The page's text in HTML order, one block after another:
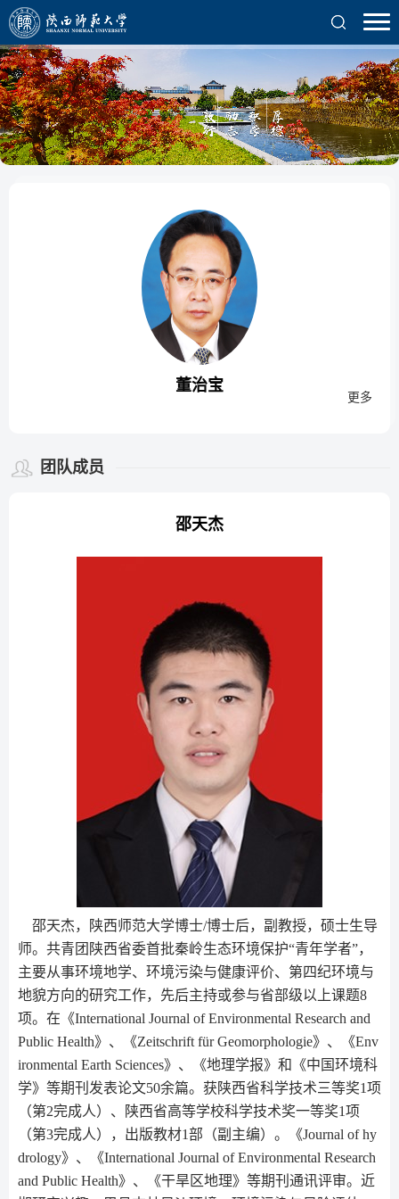
董治宝
更多
团队成员
​邵天杰
邵天杰，陕西师范大学博士/博士后，副教授，硕士生导
师。共青团陕西省委首批秦岭生态环境保护“青年学者”，
主要从事环境地学、环境污染与健康评价、第四纪环境与
地貌方向的研究工作，先后主持或参与省部级以上课题8
项。在《International Journal of Environmental Research and
Public Health》、《Zeitschrift für Geomorphologie》、《Env
ironmental Earth Sciences》、《地理学报》和《中国环境科
学》等期刊发表论文50余篇。获陕西省科学技术三等奖1项
（第2完成人）、陕西省高等学校科学技术奖一等奖1项
（第3完成人），出版教材1部（副主编）。《Journal of hy
drology》、《International Journal of Environmental Research
and Public Health》、《干旱区地理》等期刊通讯评审。近